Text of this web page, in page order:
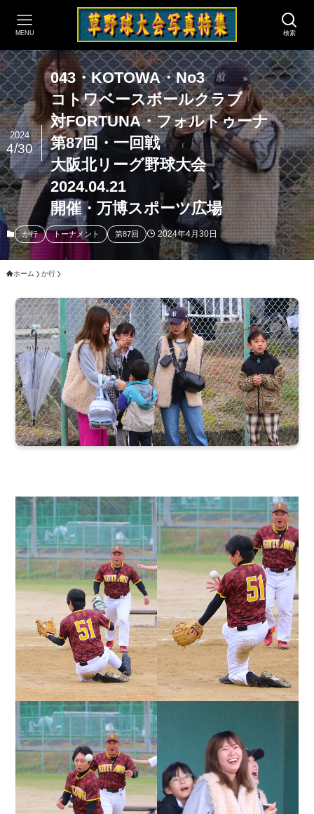
検索
MENU
043・KOTOWA・No3
コトワベースボールクラブ
対FORTUNA・フォルトゥーナ
第87回・一回戦
大阪北リーグ野球大会
2024.04.21
開催・万博スポーツ広場
2024
4/30
か行 トーナメント 第87回 2024年4月30日
ホーム か行